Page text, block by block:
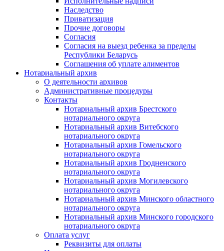
Наследство
Приватизация
Прочие договоры
Согласия
Согласия на выезд ребенка за пределы
Республики Беларусь
Соглашения об уплате алиментов
Нотариальный архив
О деятельности архивов
Административные процедуры
Контакты
Нотариальный архив Брестского
нотариального округа
Нотариальный архив Витебского
нотариального округа
Нотариальный архив Гомельского
нотариального округа
Нотариальный архив Гродненского
нотариального округа
Нотариальный архив Могилевского
нотариального округа
Нотариальный архив Минского областного
нотариального округа
Нотариальный архив Минского городского
нотариального округа
Оплата услуг
Реквизиты для оплаты